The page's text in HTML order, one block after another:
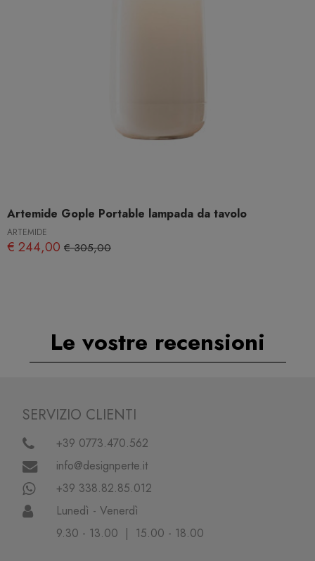
Artemide Gople Portable lampada da tavolo
ARTEMIDE
€ 244,00 € 305,00
Le vostre recensioni
SERVIZIO CLIENTI
+39 0773.470.562
info@designperte.it
+39 338.82.85.012
Lunedì - Venerdì
9.30 - 13.00 | 15.00 - 18.00